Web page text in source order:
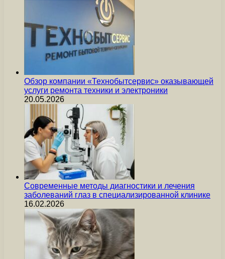
Обзор компании «Технобытсервис» оказывающей
услуги ремонта техники и электроники
20.05.2026
Современные методы диагностики и лечения
заболеваний глаз в специализированной клинике
16.02.2026